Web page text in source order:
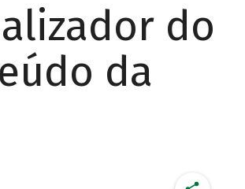
do
da